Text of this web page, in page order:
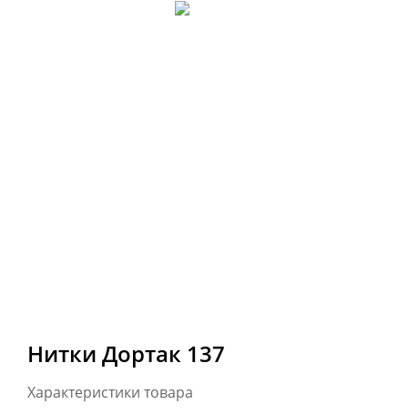
Нитки Дортак 137
Характеристики товара